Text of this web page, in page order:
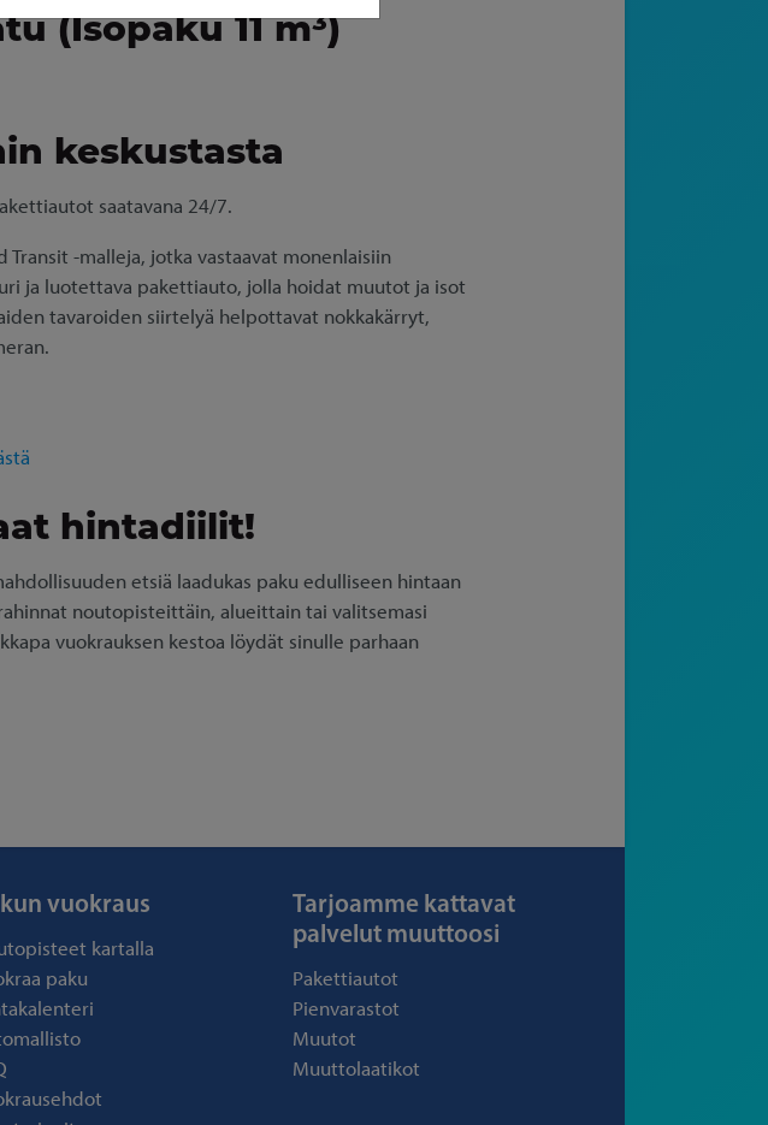
(Isopaku 11 m³)
keskustasta
saatavana 24/7.
-malleja, jotka vastaavat monenlaisiin
ja luotettava pakettiauto, jolla hoidat muutot ja isot
tavaroiden siirtelyä helpottavat nokkakärryt,
hintadiilit!
etsiä laadukas paku edulliseen hintaan
noutopisteittäin, alueittain tai valitsemasi
vuokrauksen kestoa löydät sinulle parhaan
vuokraus
kartalla
paku
Tarjoamme kattavat
palvelut muuttoosi
Pakettiautot
Pienvarastot
Muutot
Muuttolaatikot